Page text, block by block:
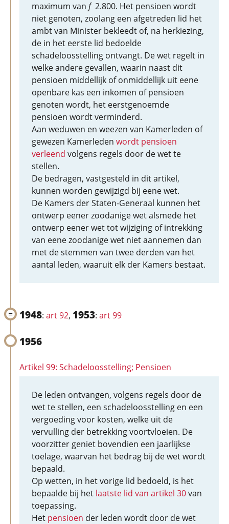
maximum van f2.800. Het pensioen wordt
niet genoten, zoolang een afgetreden lid het
ambt van Minister bekleedt of, na herkiezing,
de in het eerste lid bedoelde
schadeloosstelling ontvangt. De wet regelt in
welke andere gevallen, waarin naast dit
pensioen middellijk of onmiddellijk uit eene
openbare kas een inkomen of pensioen
genoten wordt, het eerstgenoemde
pensioen wordt verminderd.
Aan weduwen en weezen van Kamerleden of
gewezen Kamerleden wordt pensioen
verleend volgens regels door de wet te
stellen.
De bedragen, vastgesteld in dit artikel,
kunnen worden gewijzigd bij eene wet.
De Kamers der Staten-Generaal kunnen het
ontwerp eener zoodanige wet alsmede het
ontwerp eener wet tot wijziging of intrekking
van eene zoodanige wet niet aannemen dan
met de stemmen van twee derden van het
aantal leden, waaruit elk der Kamers bestaat.
1948: art 92, 1953: art 99
1956
Artikel 99: Schadeloosstelling; Pensioen
De leden ontvangen, volgens regels door de
wet te stellen, een schadeloosstelling en een
vergoeding voor kosten, welke uit de
vervulling der betrekking voortvloeien. De
voorzitter geniet bovendien een jaarlijkse
toelage, waarvan het bedrag bij de wet wordt
bepaald.
Op wetten, in het vorige lid bedoeld, is het
bepaalde bij het laatste lid van artikel 30van
toepassing.
Het pensioen der leden wordt door de wet